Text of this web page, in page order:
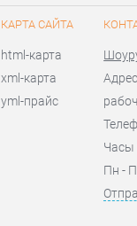
КАРТА САЙТА
html-карта
xml-карта
yml-прайс
Часы
Пн -